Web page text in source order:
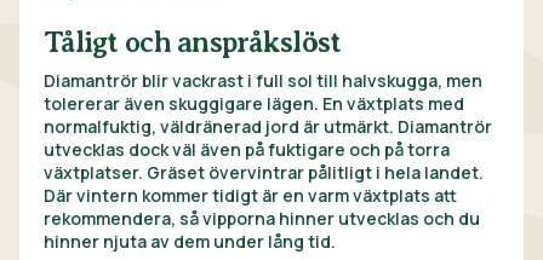
Tåligt och anspråkslöst
Diamantrör blir vackrast i full sol till halvskugga, men
tolererar även skuggigare lägen. En växtplats med
normalfuktig, väldränerad jord är utmärkt. Diamantrör
utvecklas dock väl även på fuktigare och på torra
växtplatser. Gräset övervintrar pålitligt i hela landet.
Där vintern kommer tidigt är en varm växtplats att
rekommendera, så vipporna hinner utvecklas och du
hinner njuta av dem under lång tid.